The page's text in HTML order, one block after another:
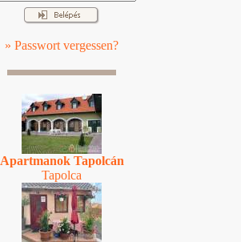
» Passwort vergessen?
Apartmanok Tapolcán
Tapolca